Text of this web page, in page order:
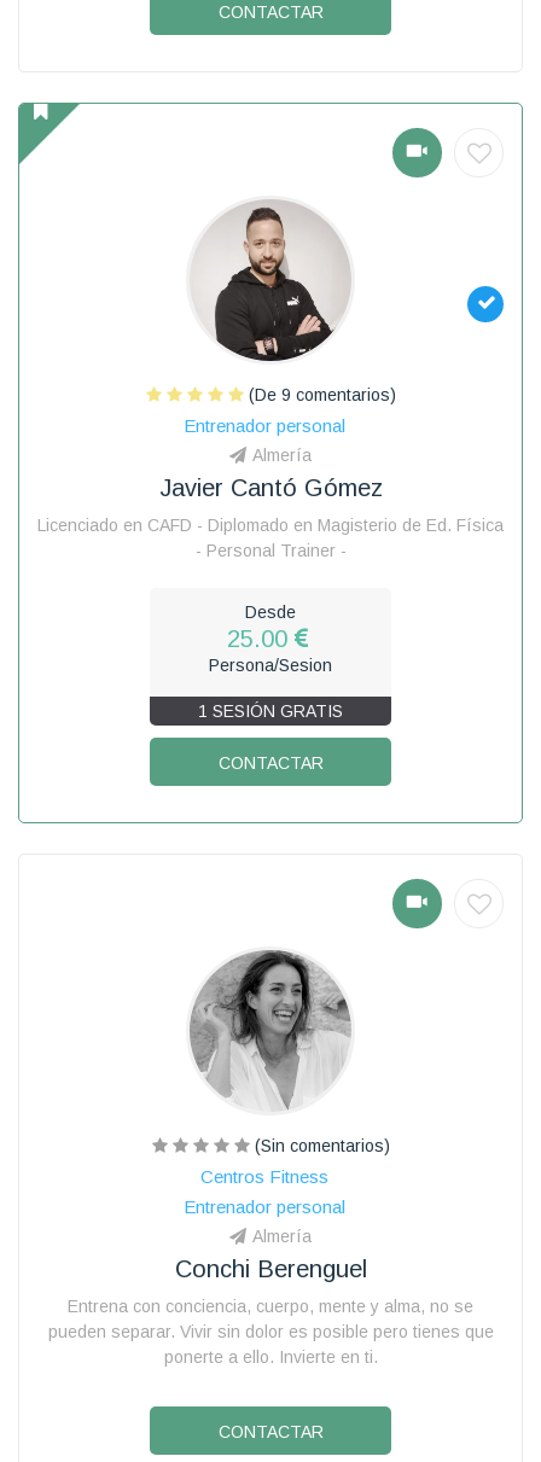
CONTACTAR
(De 9 comentarios)
Entrenador personal
Almería
Javier Cantó Gómez
Licenciado en CAFD - Diplomado en Magisterio de Ed. Física
- Personal Trainer -
Desde
25.00
Persona/Sesion
1 SESIÓN GRATIS
CONTACTAR
(Sin comentarios)
Centros Fitness
Entrenador personal
Almería
Conchi Berenguel
Entrena con conciencia, cuerpo, mente y alma, no se
pueden separar. Vivir sin dolor es posible pero tienes que
ponerte a ello. Invierte en ti.
CONTACTAR